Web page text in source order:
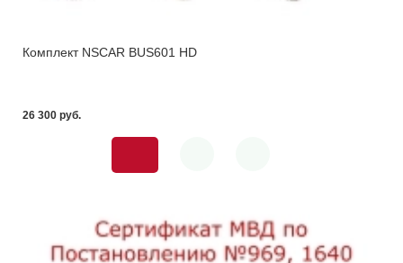
Комплект NSCAR BUS601 HD
26 300 pуб.